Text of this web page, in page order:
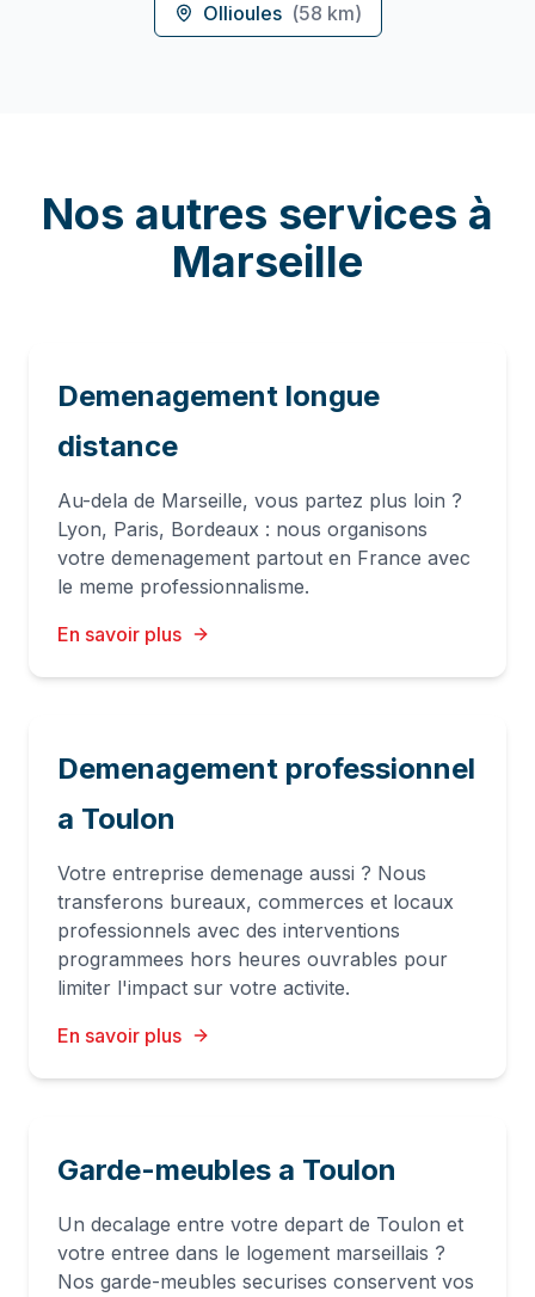
Ollioules (58 km)
Nos autres services à
Marseille
Demenagement longue
distance
Au-dela de Marseille, vous partez plus loin ?
Lyon, Paris, Bordeaux : nous organisons
votre demenagement partout en France avec
le meme professionnalisme.
En savoir plus
Demenagement professionnel
a Toulon
Votre entreprise demenage aussi ? Nous
transferons bureaux, commerces et locaux
professionnels avec des interventions
programmees hors heures ouvrables pour
limiter l'impact sur votre activite.
En savoir plus
Garde-meubles a Toulon
Un decalage entre votre depart de Toulon et
votre entree dans le logement marseillais ?
Nos garde-meubles securises conservent vos